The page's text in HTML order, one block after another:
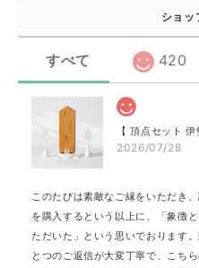
ショッ
すべて 420
2026/07/28
このたびは素敵なご縁をいただき
を購入するという以上に、「象徴
ただいた」という思いでおります
とつのご返信が大変丁寧で、こち